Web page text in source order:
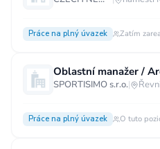
Práce na plný úvazek Zatím
Oblastní manažer /
SPORTISIMO s.r.o.|
Práce na plný úvazek O tuto